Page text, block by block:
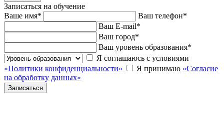
Записаться на обучение
Ваше имя* Ваш телефон*
Ваш E-mail*
Ваш город*
Ваш уровень образования*
Я соглашаюсь с условиями
«Политики конфиденциальности»
Я принимаю «Согласие
на обработку данных»